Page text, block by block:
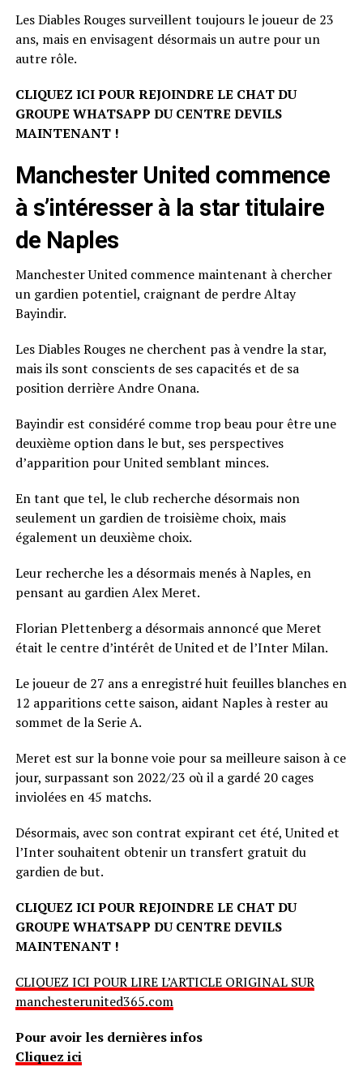
Les Diables Rouges surveillent toujours le joueur de 23
ans, mais en envisagent désormais un autre pour un
autre rôle.
CLIQUEZ ICI POUR REJOINDRE LE CHAT DU
GROUPE WHATSAPP DU CENTRE DEVILS
MAINTENANT !
Manchester United commence
à s’intéresser à la star titulaire
de Naples
Manchester United commence maintenant à chercher
un gardien potentiel, craignant de perdre Altay
Bayindir.
Les Diables Rouges ne cherchent pas à vendre la star,
mais ils sont conscients de ses capacités et de sa
position derrière Andre Onana.
Bayindir est considéré comme trop beau pour être une
deuxième option dans le but, ses perspectives
d’apparition pour United semblant minces.
En tant que tel, le club recherche désormais non
seulement un gardien de troisième choix, mais
également un deuxième choix.
Leur recherche les a désormais menés à Naples, en
pensant au gardien Alex Meret.
Florian Plettenberg a désormais annoncé que Meret
était le centre d’intérêt de United et de l’Inter Milan.
Le joueur de 27 ans a enregistré huit feuilles blanches en
12 apparitions cette saison, aidant Naples à rester au
sommet de la Serie A.
Meret est sur la bonne voie pour sa meilleure saison à ce
jour, surpassant son 2022/23 où il a gardé 20 cages
inviolées en 45 matchs.
Désormais, avec son contrat expirant cet été, United et
l’Inter souhaitent obtenir un transfert gratuit du
gardien de but.
CLIQUEZ ICI POUR REJOINDRE LE CHAT DU
GROUPE WHATSAPP DU CENTRE DEVILS
MAINTENANT !
CLIQUEZ ICI POUR LIRE L’ARTICLE ORIGINAL SUR
manchesterunited365.com
Pour avoir les dernières infos
Cliquez ici